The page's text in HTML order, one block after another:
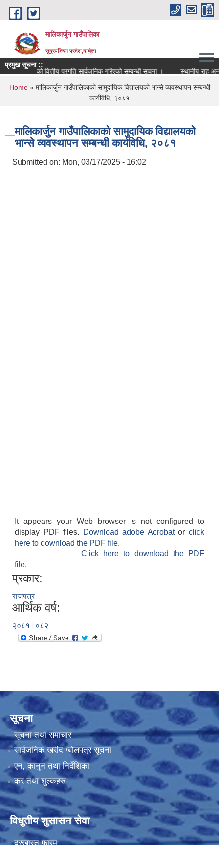
Skip to main content
मालिकार्जुन गाउँपालिका
सुदूरपश्चिम प्रदेश,दार्चुला
प्रमुख सूचना ::
०८३ को वित्तीय प्रगति सार्वजनिक गरिएको सम्बन्धी सूचना ।
स्थानीय राह
You are here
Home» मालिकार्जुन गाउँपालिकाको सामुदायिक विद्यालयको भान्से व्यवस्थापन सम्बन्धी
कार्यविधि, २०८१
मालिकार्जुन गाउँपालिकाको सामुदायिक विद्यालयको
भान्से व्यवस्थापन सम्बन्धी कार्यविधि, २०८१
Submitted on: Mon, 03/17/2025 - 16:02
It appears your Web browser is not configured to
display PDF files.
Download adobe Acrobatorclick
here to download the PDF file.
Click here to download the PDF
file.
प्रकार:
राजपत्र
आर्थिक वर्ष:
२०८१।०८२
सूचना
सूचना तथा समाचार
सार्वजनिक खरीद /बोलपत्र सूचना
एन, कानुन तथा निर्देशिका
कर तथा शुल्कहरु
विधुतीय शुसासन सेवा
दरखास्त फारम